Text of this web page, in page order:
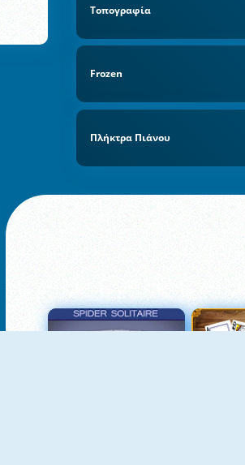
Τοπογραφία
Frozen
Πλήκτρα Πιάνου